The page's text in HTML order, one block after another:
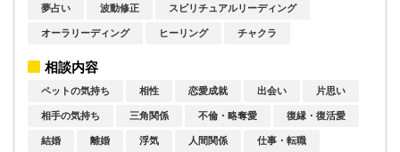
夢占い 波動修正 スピリチュアルリーディング
オーラリーディング ヒーリング チャクラ
相談内容
ペットの気持ち 相性 恋愛成就 出会い 片思い
相手の気持ち 三角関係 不倫・略奪愛 復縁・復活愛
結婚 離婚 浮気 人間関係 仕事・転職